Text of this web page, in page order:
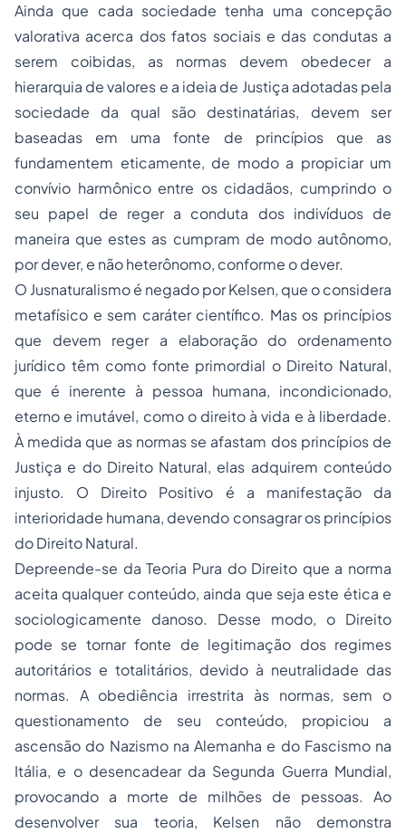
Ainda que cada sociedade tenha uma concepção
valorativa acerca dos fatos sociais e das condutas a
serem coibidas, as normas devem obedecer a
hierarquia de valores e a ideia de Justiça adotadas pela
sociedade da qual são destinatárias, devem ser
baseadas em uma fonte de princípios que as
fundamentem eticamente, de modo a propiciar um
convívio harmônico entre os cidadãos, cumprindo o
seu papel de reger a conduta dos indivíduos de
maneira que estes as cumpram de modo autônomo,
por dever, e não heterônomo, conforme o dever.
O Jusnaturalismo é negado por Kelsen, que o considera
metafísico e sem caráter científico. Mas os princípios
que devem reger a elaboração do ordenamento
jurídico têm como fonte primordial o Direito Natural,
que é inerente à pessoa humana, incondicionado,
eterno e imutável, como o direito à vida e à liberdade.
À medida que as normas se afastam dos princípios de
Justiça e do Direito Natural, elas adquirem conteúdo
injusto. O Direito Positivo é a manifestação da
interioridade humana, devendo consagrar os princípios
do Direito Natural.
Depreende-se da Teoria Pura do Direito que a norma
aceita qualquer conteúdo, ainda que seja este ética e
sociologicamente danoso. Desse modo, o Direito
pode se tornar fonte de legitimação dos regimes
autoritários e totalitários, devido à neutralidade das
normas. A obediência irrestrita às normas, sem o
questionamento de seu conteúdo, propiciou a
ascensão do Nazismo na Alemanha e do Fascismo na
Itália, e o desencadear da Segunda Guerra Mundial,
provocando a morte de milhões de pessoas. Ao
desenvolver sua teoria, Kelsen não demonstra